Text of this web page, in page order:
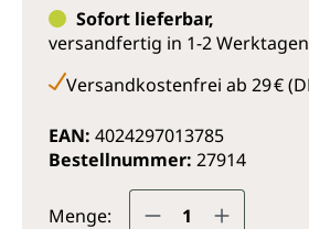
Sofort lieferbar,
versandfertig in 1-2 Werktagen
Versandkostenfrei ab 29 €
EAN: 4024297013785
Bestellnummer: 27914
Menge: Produkt